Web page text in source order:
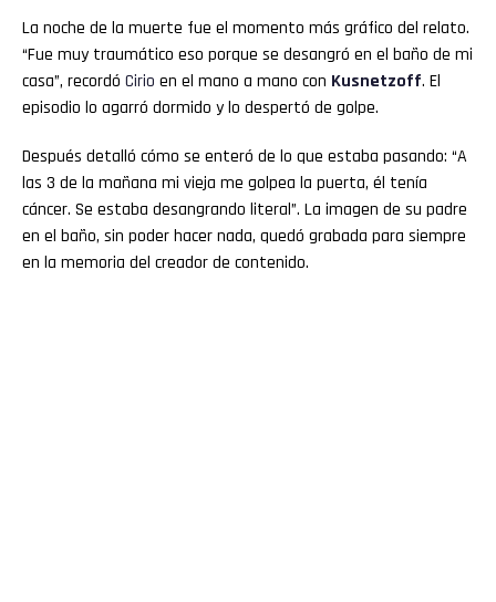
La noche de la muerte fue el momento más gráfico del relato.
“Fue muy traumático eso porque se desangró en el baño de mi
casa”, recordó Cirio en el mano a mano con Kusnetzoff. El
episodio lo agarró dormido y lo despertó de golpe.
Después detalló cómo se enteró de lo que estaba pasando: “A
las 3 de la mañana mi vieja me golpea la puerta, él tenía
cáncer. Se estaba desangrando literal”. La imagen de su padre
en el baño, sin poder hacer nada, quedó grabada para siempre
en la memoria del creador de contenido.